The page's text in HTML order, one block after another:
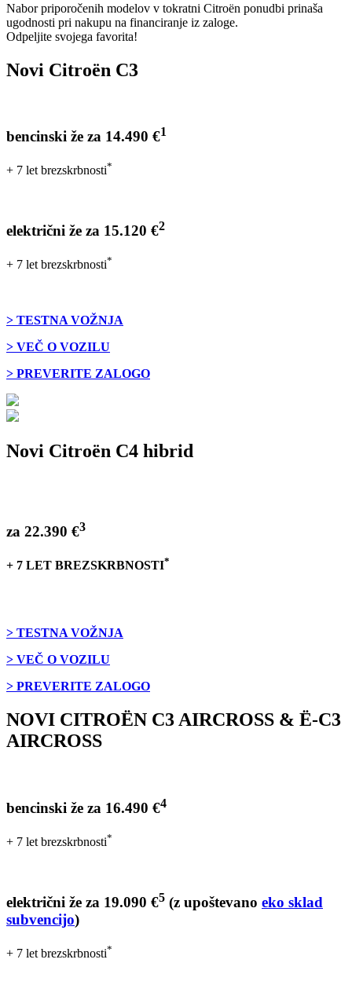
Nabor priporočenih modelov v tokratni Citroën ponudbi prinaša
ugodnosti pri nakupu na financiranje iz zaloge.
Odpeljite svojega favorita!
Novi Citroën C3
bencinski že za 14.490 €1
+ 7 let brezskrbnosti*
električni že za 15.120 €2
+ 7 let brezskrbnosti*
> TESTNA VOŽNJA
> VEČ O VOZILU
> PREVERITE ZALOGO
Novi Citroën C4 hibrid
za 22.390 €3
+ 7 LET BREZSKRBNOSTI*
> TESTNA VOŽNJA
> VEČ O VOZILU
> PREVERITE ZALOGO
NOVI CITROËN C3 AIRCROSS & Ë-C3
AIRCROSS
bencinski že za 16.490 €4
+ 7 let brezskrbnosti*
električni že za 19.090 €5 (z upoštevano eko sklad
subvencijo)
+ 7 let brezskrbnosti*